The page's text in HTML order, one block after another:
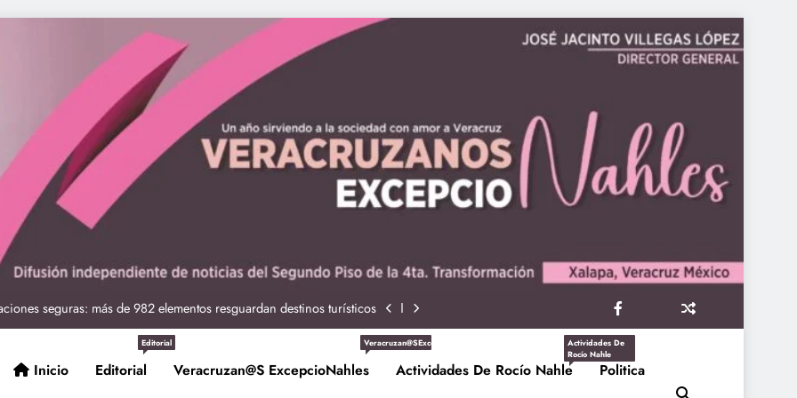
seguras: más de 982 elementos resguardan destinos turísticos
Nahle a la presidenta Claudia Sheinbaum en graduación de cadetes
de policías con vocación de servicio y cercanía ciudadana: SSP
Entrega Gobernadora 5 mil apoyos a la Palabra y a la Familia
Inicio Editorial
Editorial
Veracruzan@s ExcepcioNahles
Veracruzan@sExcepcioNahles
Actividades De Rocío Nahle
Actividades De
Rocío Nahle
Politica